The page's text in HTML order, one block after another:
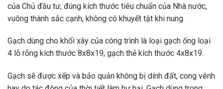
của Chủ đầu tư, đúng kích thước tiêu chuẩn của Nhà nước,
vuông thành sắc cạnh, không có khuyết tật khi nung.
Gạch dùng cho khối xây của công trình là loại gạch ống loại
4 lỗ rỗng kích thước 8x8x19, gạch thẻ kích thước 4x8x19.
Gạch sẽ được xếp và bảo quản không bị dính đất, cong vênh